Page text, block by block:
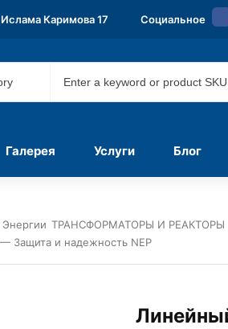
Каримова 17 Социальное
Галерея Услуги Блог
ТРАНСФОРМАТОРЫ И РЕАКТОРЫ
Защита и надежность NEP